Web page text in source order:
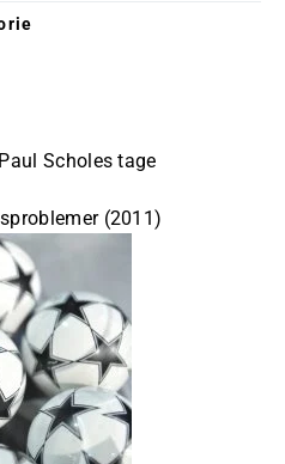
Scholes tage
(2011)